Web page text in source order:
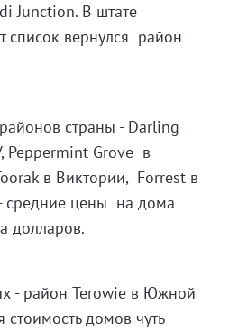
Junction. В штате
список вернулся район
страны - Darling
Peppermint Grove в
в Виктории, Forrest в
средние цены на дома
долларов.
- район Terowie в Южной
стоимость домов чуть